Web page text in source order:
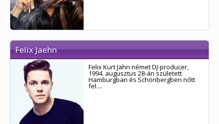
Felix Jaehn
Felix Kurt Jähn német DJ-producer,
1994. augusztus 28-án született
Hamburgban és Schönbergben nőtt
fel....